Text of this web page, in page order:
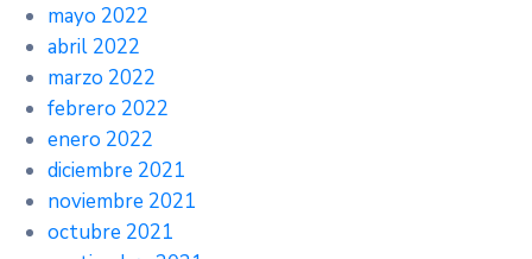
mayo 2022
abril 2022
marzo 2022
febrero 2022
enero 2022
diciembre 2021
noviembre 2021
octubre 2021